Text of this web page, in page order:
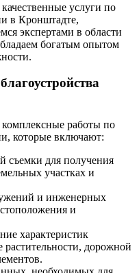
услуги по
в Кронштадте,
экспертами в области
богатым опытом
работы по
которые включают:
съемки для получения
участках и
и инженерных
и
характеристик
дорожной